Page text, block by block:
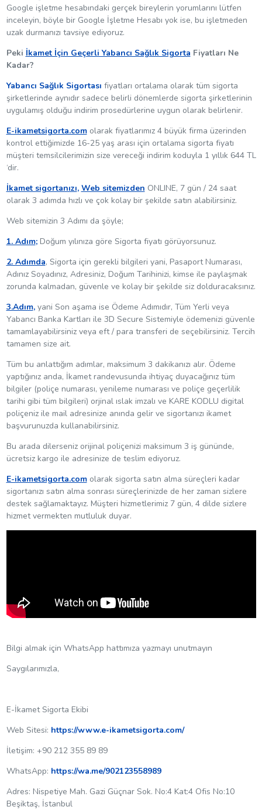
Google işletme hesabındaki gerçek bireylerin yorumlarını lütfen
inceleyin, böyle bir Google İşletme Hesabı yok ise, bu işletmeden
uzak durmanızı tavsiye ediyoruz.
Peki İkamet İçin Geçerli Yabancı Sağlık Sigorta Fiyatları Ne
Kadar?
Yabancı Sağlık Sigortası fiyatları ortalama olarak tüm sigorta
şirketlerinde aynıdır sadece belirli dönemlerde sigorta şirketlerinin
uygulamış olduğu indirim prosedürlerine uygun olarak belirlenir.
E-ikametsigorta.comolarak fiyatlarımız 4 büyük firma üzerinden
kontrol ettiğimizde 16-25 yaş arası için ortalama sigorta fiyatı
müşteri temsilcilerimizin size vereceği indirim koduyla 1 yıllık 644 TL
‘dir.
İkamet sigortanızı, Web sitemizden ONLINE, 7 gün / 24 saat
olarak 3 adımda hızlı ve çok kolay bir şekilde satın alabilirsiniz.
Web sitemizin 3 Adımı da şöyle;
1. Adım; Doğum yılınıza göre Sigorta fiyatı görüyorsunuz.
2. Adımda, Sigorta için gerekli bilgileri yani, Pasaport Numarası,
Adınız Soyadınız, Adresiniz, Doğum Tarihinizi, kimse ile paylaşmak
zorunda kalmadan, güvenle ve kolay bir şekilde siz dolduracaksınız.
3.Adım,yani Son aşama ise Ödeme Adımıdır, Tüm Yerli veya
Yabancı Banka Kartları ile 3D Secure Sistemiyle ödemenizi güvenle
tamamlayabilirsiniz veya eft / para transferi de seçebilirsiniz. Tercih
tamamen size ait.
Tüm bu anlattığım adımlar, maksimum 3 dakikanızı alır. Ödeme
yaptığınız anda, İkamet randevusunda ihtiyaç duyacağınız tüm
bilgiler (poliçe numarası, yenileme numarası ve poliçe geçerlilik
tarihi gibi tüm bilgileri) orjinal ıslak imzalı ve KARE KODLU digital
poliçeniz ile mail adresinize anında gelir ve sigortanızı ikamet
başvurunuzda kullanabilirsiniz.
Bu arada dilerseniz orijinal poliçenizi maksimum 3 iş gününde,
ücretsiz kargo ile adresinize de teslim ediyoruz.
E-ikametsigorta.com olarak sigorta satın alma süreçleri kadar
sigortanızı satın alma sonrası süreçlerinizde de her zaman sizlere
destek sağlamaktayız. Müşteri hizmetlerimiz 7 gün, 4 dilde sizlere
hizmet vermekten mutluluk duyar.
Bilgi almak için WhatsApp hattımıza yazmayı unutmayın
Saygılarımızla,
E-İkamet Sigorta Ekibi
Web Sitesi: https://www.e-ikametsigorta.com/
İletişim: +90 212 355 89 89
WhatsApp: https://wa.me/902123558989
Adres: Nispetiye Mah. Gazi Güçnar Sok. No:4 Kat:4 Ofis No:10
Beşiktaş, İstanbul